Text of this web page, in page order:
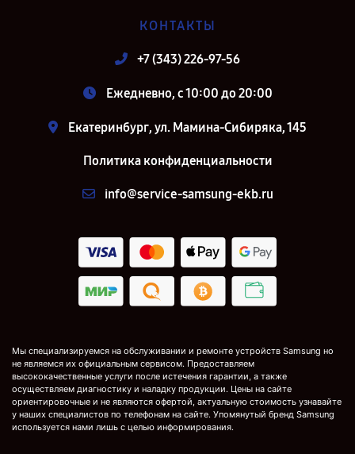
КОНТАКТЫ
+7 (343) 226-97-56
Ежедневно, с 10:00 до 20:00
Екатеринбург, ул. Мамина-Сибиряка, 145
Политика конфиденциальности
info@service-samsung-ekb.ru
Мы специализируемся на обслуживании и ремонте устройств Samsung но
не являемся их официальным сервисом. Предоставляем
высококачественные услуги после истечения гарантии, а также
осуществляем диагностику и наладку продукции. Цены на сайте
ориентировочные и не являются офертой, актуальную стоимость узнавайте
у наших специалистов по телефонам на сайте. Упомянутый бренд Samsung
используется нами лишь с целью информирования.